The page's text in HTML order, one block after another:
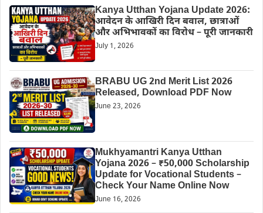
Kanya Utthan Yojana Update 2026:
आवेदन के आखिरी दिन बवाल, छात्राओं
और अभिभावकों का विरोध – पूरी जानकारी
July 1, 2026
BRABU UG 2nd Merit List 2026
Released, Download PDF Now
June 23, 2026
Mukhyamantri Kanya Utthan
Yojana 2026 – ₹50,000 Scholarship
Update for Vocational Students –
Check Your Name Online Now
June 16, 2026